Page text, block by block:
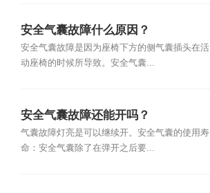
安全气囊故障什么原因？
安全气囊故障是因为座椅下方的侧气囊插头在活
动座椅的时候所导致。安全气囊...
安全气囊故障还能开吗？
气囊故障灯亮是可以继续开。安全气囊的使用寿
命：安全气囊除了在弹开之后要...